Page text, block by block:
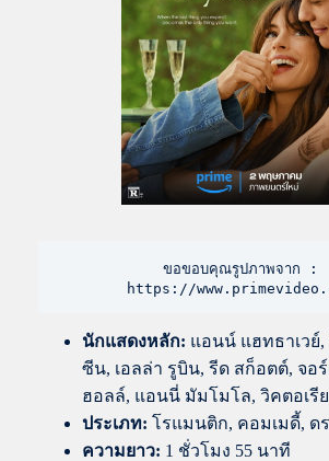
ขอขอบคุณรูปภาพจาก :
https://
นักแสดงหลัก: แอนน์ แฮทธาเวย์
ซีน, เอลล่า รูบิน, รีด สก็อตต์, จอ
ฮอลล์, แอนนี่ มัมโมโล, วิคตอเรี
ประเภท: โรแมนติก, คอมเมดี้, ด
ความยาว: 1 ชั่วโมง 55 นาที